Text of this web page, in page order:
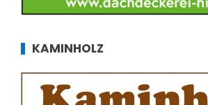
KAMINHOLZ